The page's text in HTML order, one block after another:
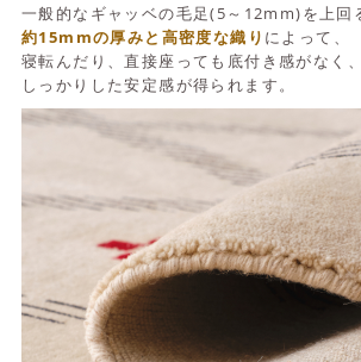
一般的なギャッベの毛足(5～12mm)を上回
約15mmの厚みと高密度な織り によって、
寝転んだり、直接座っても底付き感がなく、
しっかりした安定感が得られます。